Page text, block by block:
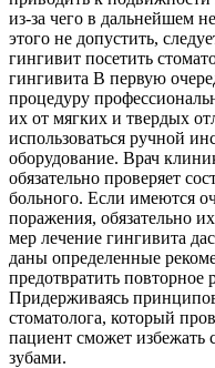
из-за чего в дальнейшем
этого не допустить,
гингивит посетить
гингивита В первую
процедуру
их от мягких и твердых
использоваться ручной
оборудование. Врач
обязательно проверяет
больного. Если имеются
поражения, обязательно
мер лечение гингивита
даны определенные
предотвратить повторное
Придерживаясь
стоматолога, который
пациент сможет избежать
зубами.